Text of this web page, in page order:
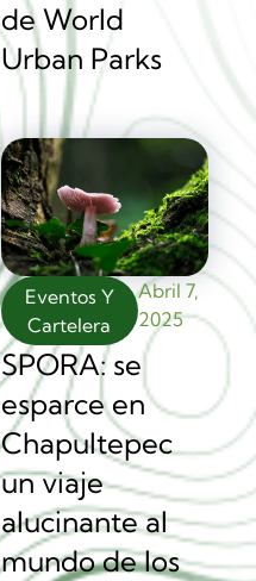
de World
Urban Parks
Eventos Y
Cartelera
Abril 7,
2025
SPORA: se
esparce en
Chapultepec
un viaje
alucinante al
mundo de los